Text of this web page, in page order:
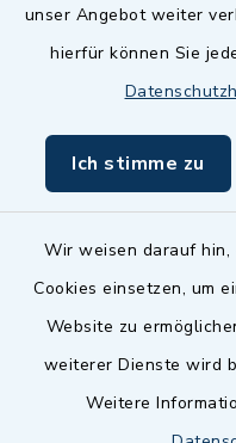
unser Angebot weiter
hierfür können Sie
Ich stimme zu
Wir weisen darauf
Cookies einsetzen, um
Website zu
weiterer Dienste wird
Weitere
Zenngrund Allianz
Dillenberggruppe
inixmedia GmbH